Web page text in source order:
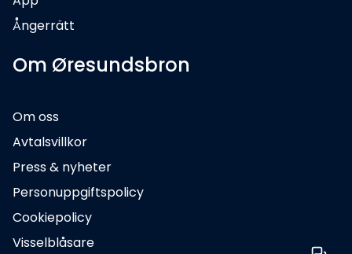
Ångerrätt
Om Øresundsbron
Om oss
Avtalsvillkor
Press & nyheter
Personuppgiftspolicy
Cookiepolicy
Visselblåsare